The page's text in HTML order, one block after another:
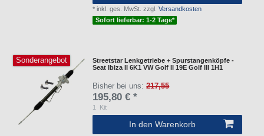
*inkl. ges. MwSt. zzgl.Versandkosten
Sofort lieferbar: 1-2 Tage*
Sonderangebot
Streetstar Lenkgetriebe + Spurstangenköpfe -
Seat Ibiza II 6K1 VW Golf II 19E Golf III 1H1
Bisher bei uns:217,55
195,80 € *
1 Kit
In den Warenkorb